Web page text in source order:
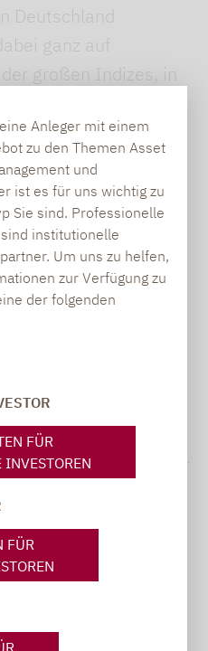
Anleger mit einem
zu den Themen Asset
und
ist es für uns wichtig zu
Sie sind. Professionelle
institutionelle
Um uns zu helfen,
zur Verfügung zu
der folgenden
FÜR
FÜR
Deutschland
ganz auf
großen Indizes, in
im Vorteil sind
echten Mehrwert
der Dericon
alpha hat einen
und die
spezialisierten
Nebenwerte,
fester Bestandteil
Portfolios. Wir
Frankfurter Asset
Engagement bei der
hat.“
wurde vom FinTech
gebaut und wird von
allen